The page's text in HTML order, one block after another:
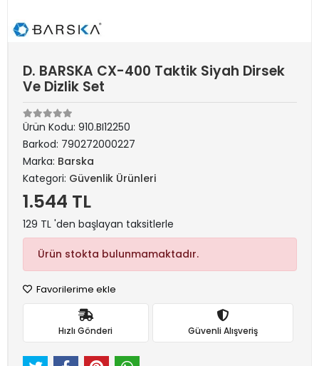
D. BARSKA CX-400 Taktik Siyah Dirsek
Ve Dizlik Set
Ürün Kodu: 910.BI12250
Barkod: 790272000227
Marka: Barska
Kategori: Güvenlik Ürünleri
1.544 TL
129 TL 'den başlayan taksitlerle
Ürün stokta bulunmamaktadır.
Favorilerime ekle
Hızlı Gönderi Güvenli Alışveriş